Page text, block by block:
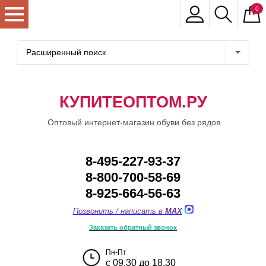
0
Расширенный поиск
КУПИТЕОПТОМ.РУ
Оптовый интернет-магазин обуви без рядов
8-495-227-93-37
8-800-700-58-69
8-925-664-56-63
Позвонить / написать в MAX
Заказать обратный звонок
Пн-Пт
с 09.30 до 18.30